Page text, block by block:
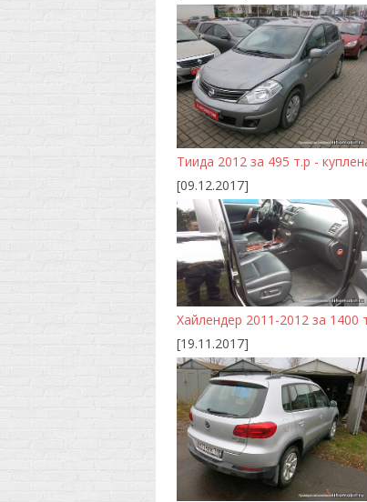
Тиида 2012 за 495 т.р -
[09.12.2017]
Хайлендер 2011-2012 за 1400
[19.11.2017]